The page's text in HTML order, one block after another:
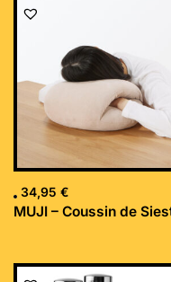
34,95 €
MUJI – Coussin de